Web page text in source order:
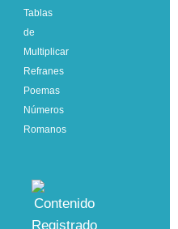
Tablas
de
Multiplicar
Refranes
Poemas
Números
Romanos